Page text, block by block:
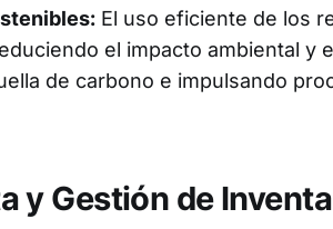
El uso eficiente de los
el impacto ambiental y
de carbono e impulsando
y Gestión de